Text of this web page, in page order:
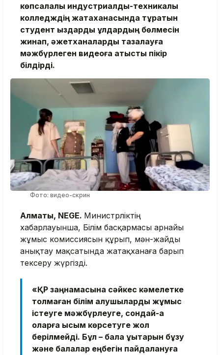
көпсалалы индустриалды-техникалық
колледждің жатақханасында тұратын
студент қыздарды ұлдардың бөлмесін
жинап, әжетханаларды тазалауға
мәжбүрлеген видеоға қатысты пікір
білдірді.
Фото: видео-скрин
Алматы, NEGE. Министрліктің
хабарлауынша, Білім басқармасы арнайы
жұмыс комиссиясын құрып, мән-жайды
анықтау мақсатында жатақханаға барып
тексеру жүргізді.
«ҚР заңнамасына сәйкес кәмелетке
толмаған білім алушыларды жұмыс
істеуге мәжбүрлеуге, сондай-ақ
оларға қысым көрсетуге жол
берілмейді. Бұл – бала құқықтарын бұзу
және балалар еңбегін пайдалануға